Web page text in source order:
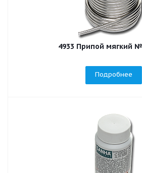
4933 Припой мягкий
Подробнее